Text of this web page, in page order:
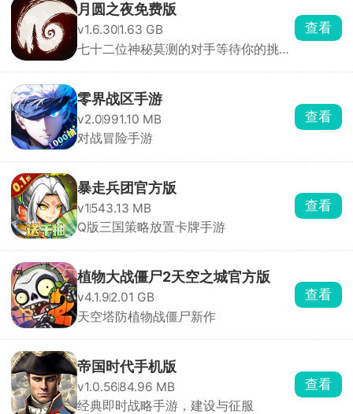
月圆之夜免费版
v1.6.301.63 GB
七十二位神秘莫测的对手等待你的挑
查看
零界战区手游
v2.0991.10 MB
对战冒险手游
查看
暴走兵团官方版
v1 543.13 MB
Q版三国策略放置卡牌手游
查看
植物大战僵尸2天空之城官方版
v4.1.92.01 GB
天空塔防植物战僵尸新作
查看
帝国时代手机版
v1.0.5684.96 MB
经典即时战略手游，建设与征服
查看